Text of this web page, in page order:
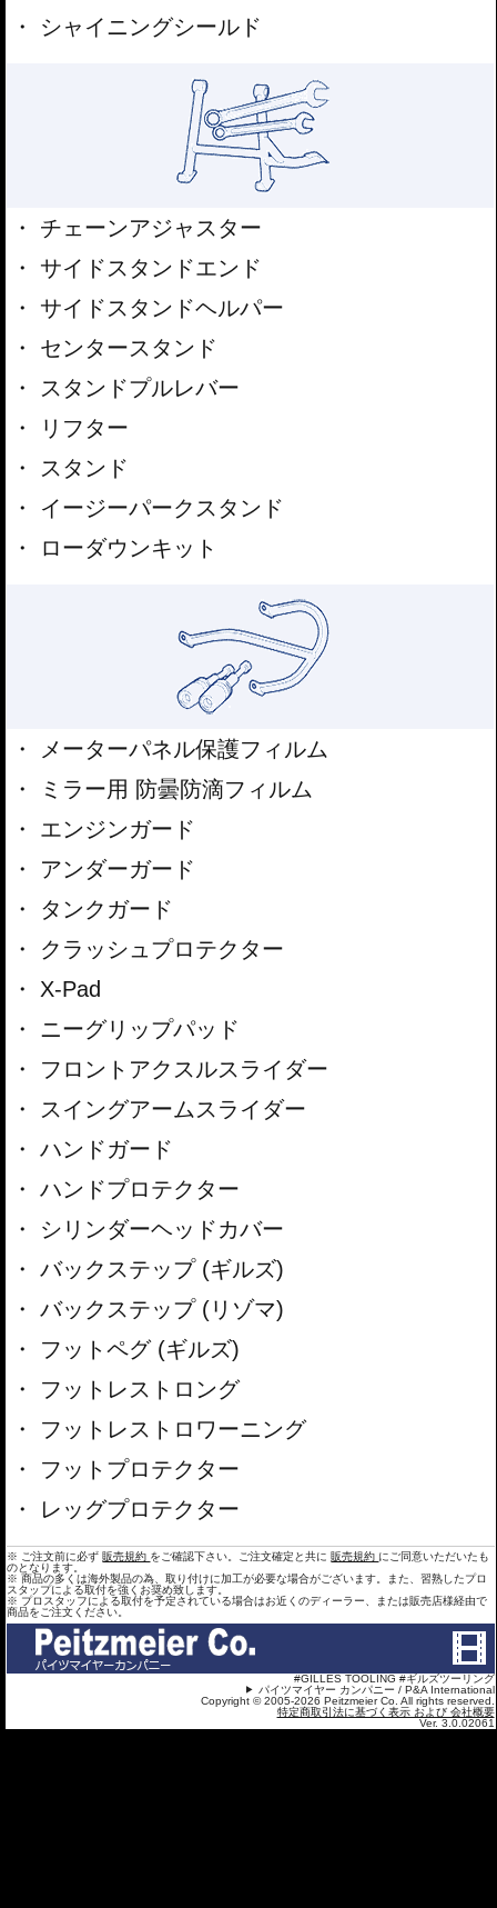
シャイニングシールド
チェーンアジャスター
サイドスタンドエンド
サイドスタンドヘルパー
センタースタンド
スタンドプルレバー
リフター
スタンド
イージーパークスタンド
ローダウンキット
メーターパネル保護フィルム
ミラー用 防曇防滴フィルム
エンジンガード
アンダーガード
タンクガード
クラッシュプロテクター
X-Pad
ニーグリップパッド
フロントアクスルスライダー
スイングアームスライダー
ハンドガード
ハンドプロテクター
シリンダーヘッドカバー
バックステップ (ギルズ)
バックステップ (リゾマ)
フットペグ (ギルズ)
フットレストロング
フットレストロワーニング
フットプロテクター
レッグプロテクター
※ ご注文前に必ず 販売規約 をご確認下さい。ご注文確定と共に 販売規約 にご同意いただいたも
のとなります。
※ 商品の多くは海外製品の為、取り付けに加工が必要な場合がございます。また、習熟したプロ
スタップによる取付を強くお奨め致します。
※ プロスタッフによる取付を予定されている場合はお近くのディーラー、または販売店様経由で
商品をご注文ください。
#GILLES TOOLING #ギルズツーリング
パイツマイヤー カンパニー / P&A International
Copyright © 2005-2026 Peitzmeier Co. All rights reserved.
特定商取引法に基づく表示 および 会社概要
Ver. 3.0.02061